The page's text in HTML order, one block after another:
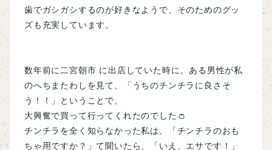
歯でガシガシするのが好きなようで、そのためのグッ
ズも充実しています。
数年前に 二宮朝市 に出店していた時に、ある男性が私
のへちまたわしを見て、「うちのチンチラに良さそ
う！！」ということで、
大興奮で買って行ってくれたのでした👛
チンチラを全く知らなかった私は、「チンチラのおも
ちゃ用ですか？」て聞いたら、「いえ、エサです！」